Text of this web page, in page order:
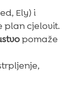
je
i kako
Ely) i
plan cjelovit.
pomaže